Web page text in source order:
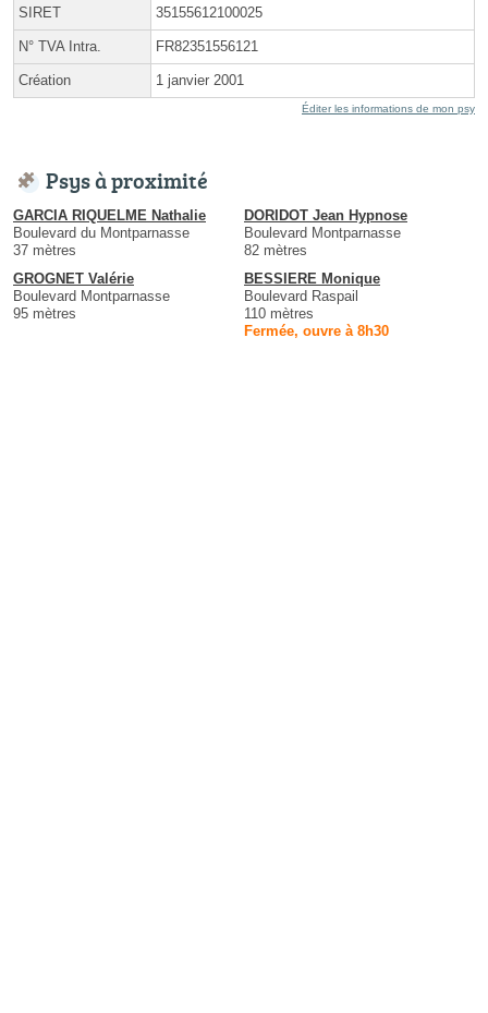
SIRET 35155612100025
N° TVA Intra. FR82351556121
Création 1 janvier 2001
Éditer les informations de mon psy
Psys à proximité
GARCIA RIQUELME Nathalie
Boulevard du Montparnasse
37 mètres
DORIDOT Jean Hypnose
Boulevard Montparnasse
82 mètres
GROGNET Valérie
Boulevard Montparnasse
95 mètres
BESSIERE Monique
Boulevard Raspail
110 mètres
Fermée, ouvre à 8h30